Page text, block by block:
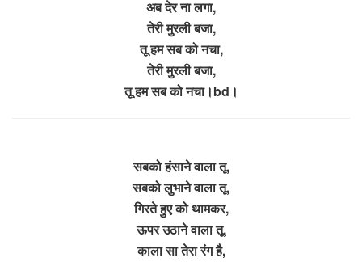
अब देर ना लगा,
तेरी मुरली बजा,
तू हम सब को नचा,
तेरी मुरली बजा,
तू हम सब को नचा।bd।
सबको हंसाने वाला तू,
सबको लुभाने वाला तू,
गिरते हुए को थामकर,
ऊपर उठाने वाला तू,
काला सा तेरा रंग है,